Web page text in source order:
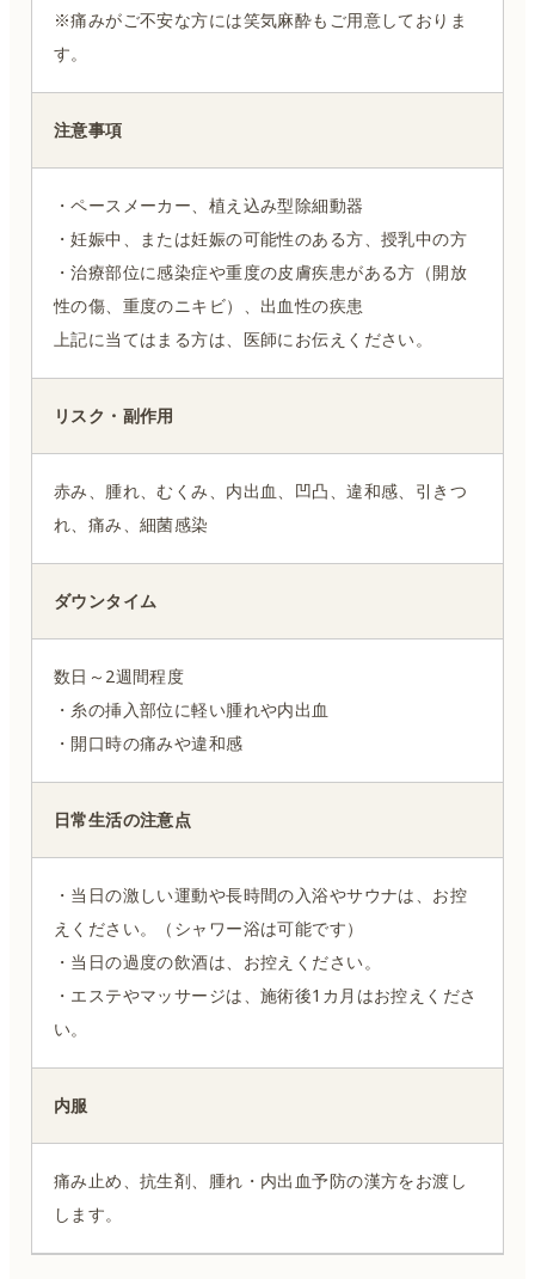
※痛みがご不安な方には笑気麻酔もご用意しておりま
す。
注意事項
・ペースメーカー、植え込み型除細動器
・妊娠中、または妊娠の可能性のある方、授乳中の方
・治療部位に感染症や重度の皮膚疾患がある方（開放
性の傷、重度のニキビ）、出血性の疾患
上記に当てはまる方は、医師にお伝えください。
リスク・副作用
赤み、腫れ、むくみ、内出血、凹凸、違和感、引きつ
れ、痛み、細菌感染
ダウンタイム
数日～2週間程度
・糸の挿入部位に軽い腫れや内出血
・開口時の痛みや違和感
日常生活の注意点
・当日の激しい運動や長時間の入浴やサウナは、お控
えください。（シャワー浴は可能です）
・当日の過度の飲酒は、お控えください。
・エステやマッサージは、施術後1カ月はお控えくださ
い。
内服
痛み止め、抗生剤、腫れ・内出血予防の漢方をお渡し
します。